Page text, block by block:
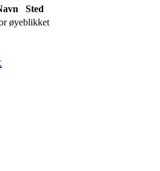
Sted
øyeblikket